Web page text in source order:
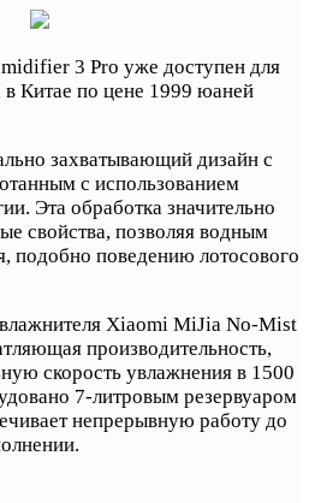
3 Pro уже доступен для
в Китае по цене 1999 юаней
захватывающий дизайн с
с использованием
Эта обработка значительно
свойства, позволяя водным
подобно поведению лотосового
Xiaomi MiJia No-Mist
производительность,
скорость увлажнения в 1500
7-литровым резервуаром
непрерывную работу до